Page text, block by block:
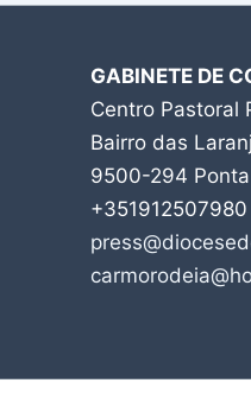
GABINETE DE
Centro Pastoral
Bairro das
9500-294
+351912507980